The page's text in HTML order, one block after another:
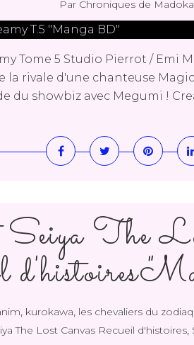
Par Chroniques de Madoka
Tome 5 Studio Pierrot / Emi
la rivale d'une chanteuse
du showbiz avec Megumi !
The
d'histoires
, kurokawa, les chevaliers du
The Lost Canvas Recueil d'histoires,